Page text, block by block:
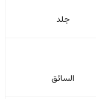
جلد
السائق